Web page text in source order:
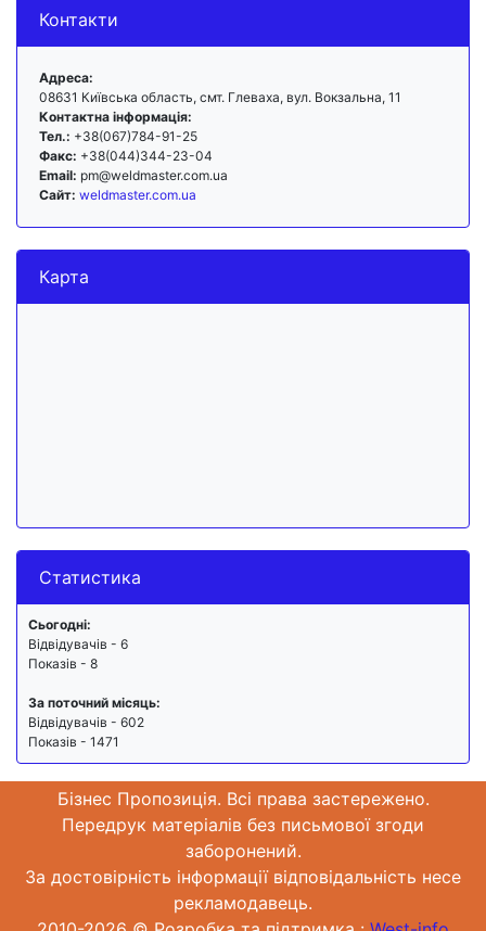
Контакти
Адреса:
08631 Київська область, смт. Глеваха, вул. Вокзальна, 11
Контактна інформація:
Тел.: +38(067)784-91-25
Факс: +38(044)344-23-04
Email: pm@weldmaster.com.ua
Сайт: weldmaster.com.ua
Карта
Статистика
Сьогодні:
Відвідувачів - 6
Показів - 8
За поточний місяць:
Відвідувачів - 602
Показів - 1471
Бізнес Пропозиція. Всі права застережено.
Передрук матеріалів без письмової згоди
заборонений.
За достовірність інформації відповідальність несе
рекламодавець.